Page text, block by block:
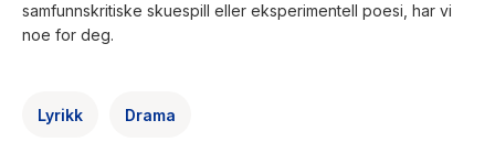
Yesteryear
Hitster
samfunnskritiske skuespill eller eksperimentell poesi, har vi
noe for deg.
Lyrikk Drama